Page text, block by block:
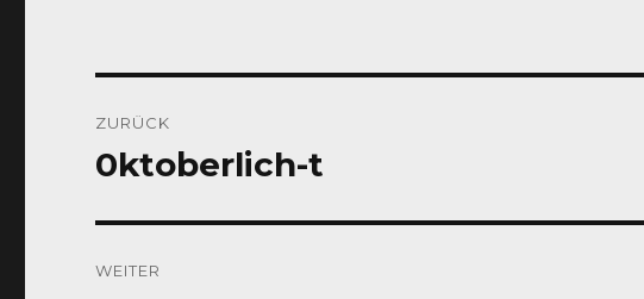
ZURÜCK
Vorheriger
0ktoberlich-t
WEITER